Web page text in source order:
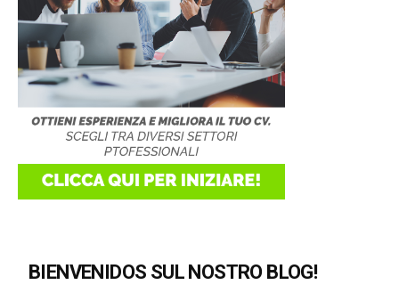
BIENVENIDOS SUL NOSTRO BLOG!